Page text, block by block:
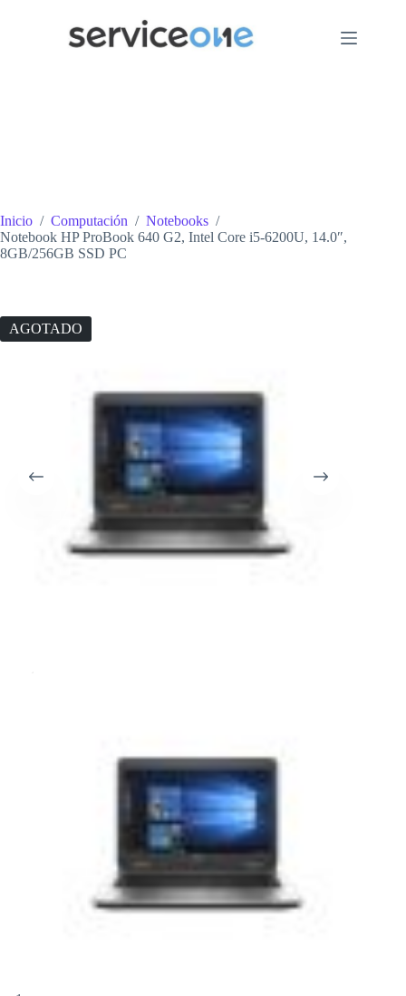
Inicio / Computación / Notebooks /
Notebook HP ProBook 640 G2, Intel Core i5-6200U, 14.0″,
8GB/256GB SSD PC
AGOTADO